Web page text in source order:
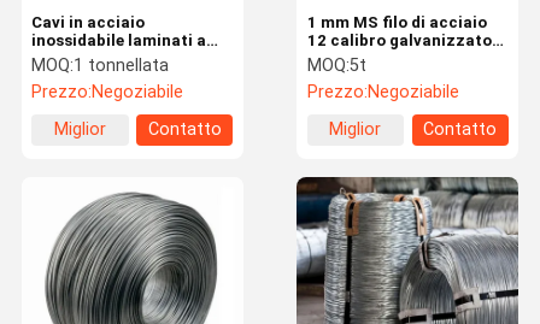
1 mm MS filo di acciaio
12 calibro galvanizzato
filo di acciaio rotondo
essere utilizzato per la
costruzione
MOQ:5t
Prezzo:Negoziabile
Miglior
Contatto
Cavi in acciaio
inossidabile laminati a
caldo da 5,5 mm a 34 mm
MOQ:1 tonnellata
Prezzo:Negoziabile
Miglior
Contatto